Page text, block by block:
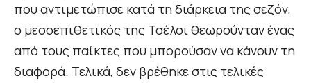
που αντιμετώπισε κατά τη διάρκεια της σεζόν,
ο μεσοεπιθετικός της Τσέλσι θεωρούνταν ένας
από τους παίκτες που μπορούσαν να κάνουν τη
διαφορά. Τελικά, δεν βρέθηκε στις τελικές